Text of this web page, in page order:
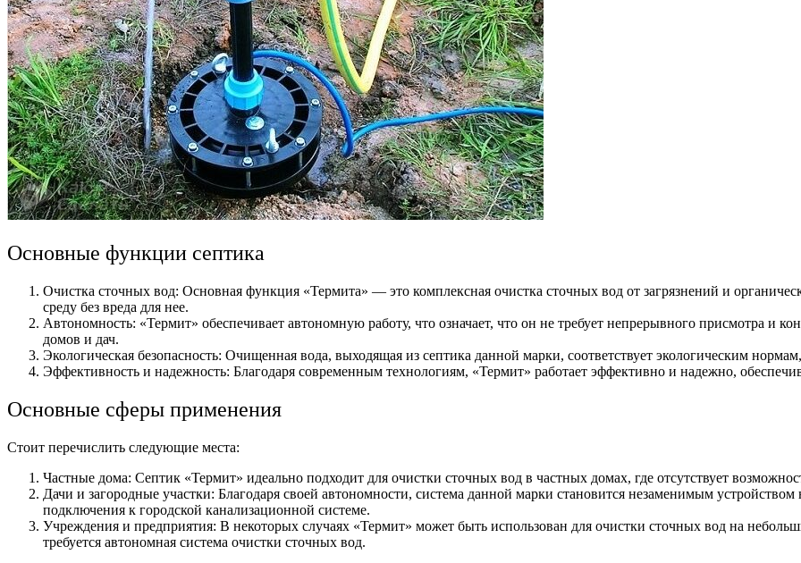
Основные функции септика
Очистка сточных вод: Основная функция «Термита» — это комплексная очистка сточных вод от загрязнений и
среду без вреда для нее.
Автономность: «Термит» обеспечивает автономную работу, что означает, что он не требует непрерывного присмотра и
домов и дач.
Экологическая безопасность: Очищенная вода, выходящая из септика данной марки, соответствует экологическим
Эффективность и надежность: Благодаря современным технологиям, «Термит» работает эффективно и надежно,
Основные сферы применения
Стоит перечислить следующие места:
Частные дома: Септик «Термит» идеально подходит для очистки сточных вод в частных домах, где отсутствует
Дачи и загородные участки: Благодаря своей автономности, система данной марки становится незаменимым устройством
подключения к городской канализационной системе.
Учреждения и предприятия: В некоторых случаях «Термит» может быть использован для очистки сточных вод на
требуется автономная система очистки сточных вод.